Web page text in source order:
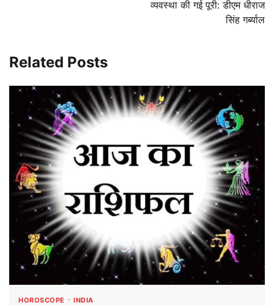
व्यवस्था की गई पूरी: डीएम धीराज
सिंह गर्ब्याल
Related Posts
HOROSCOPE INDIA